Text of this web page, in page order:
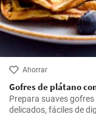
Ahorrar
Gofres de plátano
Prepara suaves
delicados, fáciles de